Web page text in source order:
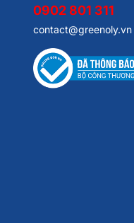
0902 801 311
contact@greenoly.vn